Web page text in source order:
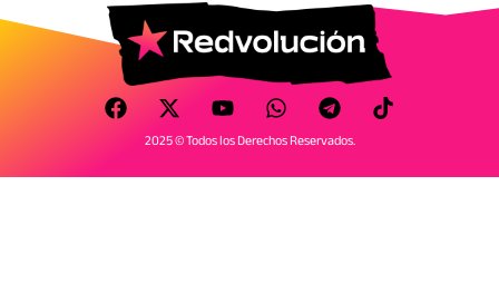
2025 © Todos los Derechos Reservados.